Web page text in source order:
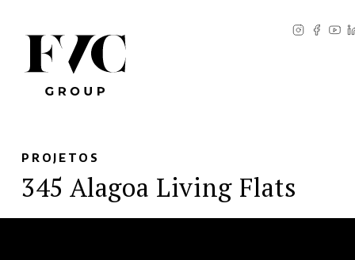
PROJETOS
345 Alagoa Living Flats